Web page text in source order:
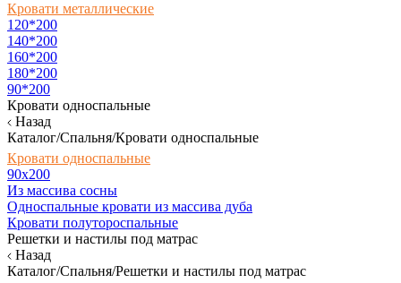
Кровати металлические
120*200
140*200
160*200
180*200
90*200
Кровати односпальные
Назад
Каталог/Спальня/Кровати односпальные
Кровати односпальные
90х200
Из массива сосны
Односпальные кровати из массива дуба
Кровати полутороспальные
Решетки и настилы под матрас
Назад
Каталог/Спальня/Решетки и настилы под матрас